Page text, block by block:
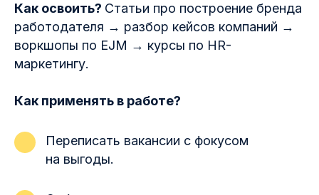
Как освоить? Статьи про построение бренда
работодателя → разбор кейсов компаний →
воркшопы по EJM → курсы по HR-
маркетингу.
Как применять в работе?
Переписать вакансии с фокусом
на выгоды.